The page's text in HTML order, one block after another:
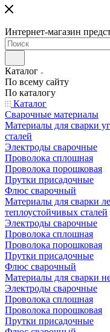
Интернет-магазин
Каталог
По всему сайту
По каталогу
Каталог
Сварочные материалы
Материалы для сварки
сталей
Электроды сварочные
Проволока сплошная
Проволока порошковая
Прутки присадочные
Флюс сварочный
Материалы для сварки
теплоустойчивых сталей
Электроды сварочные
Проволока сплошная
Проволока порошковая
Прутки присадочные
Флюс сварочный
Материалы для сварки
Электроды сварочные
Проволока сплошная
Проволока порошковая
Прутки присадочные